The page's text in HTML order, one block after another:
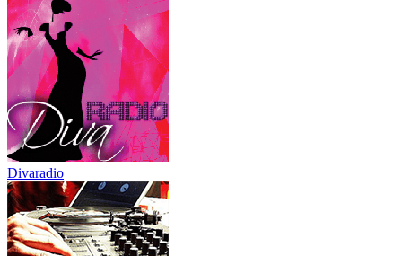
Divaradio